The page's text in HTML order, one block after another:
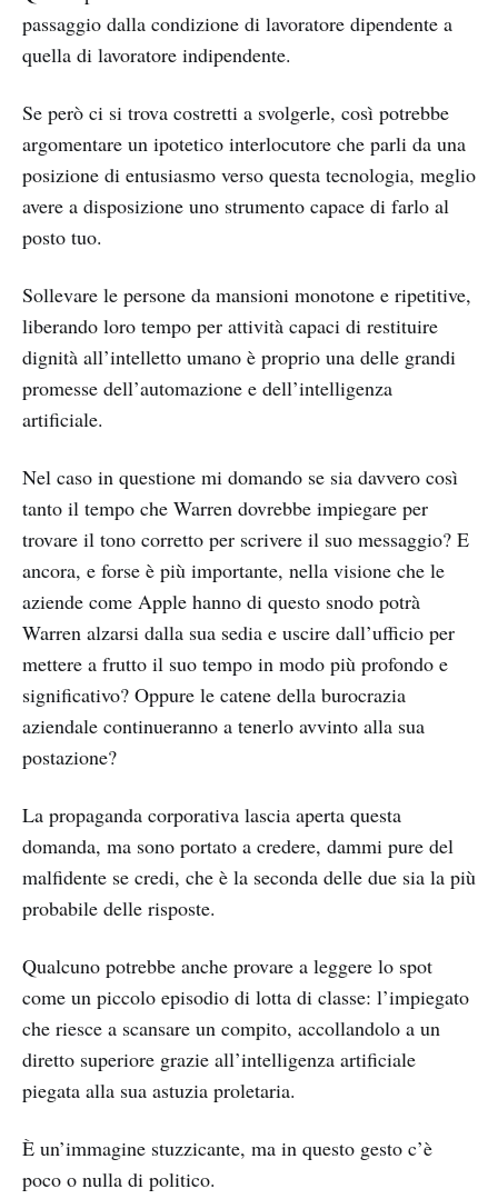
passaggio dalla condizione di lavoratore dipendente a
quella di lavoratore indipendente.
Se però ci si trova costretti a svolgerle, così potrebbe
argomentare un ipotetico interlocutore che parli da una
posizione di entusiasmo verso questa tecnologia, meglio
avere a disposizione uno strumento capace di farlo al
posto tuo.
Sollevare le persone da mansioni monotone e ripetitive,
liberando loro tempo per attività capaci di restituire
dignità all’intelletto umano è proprio una delle grandi
promesse dell’automazione e dell’intelligenza
artificiale.
Nel caso in questione mi domando se sia davvero così
tanto il tempo che Warren dovrebbe impiegare per
trovare il tono corretto per scrivere il suo messaggio? E
ancora, e forse è più importante, nella visione che le
aziende come Apple hanno di questo snodo potrà
Warren alzarsi dalla sua sedia e uscire dall’ufficio per
mettere a frutto il suo tempo in modo più profondo e
significativo? Oppure le catene della burocrazia
aziendale continueranno a tenerlo avvinto alla sua
postazione?
La propaganda corporativa lascia aperta questa
domanda, ma sono portato a credere, dammi pure del
malfidente se credi, che è la seconda delle due sia la più
probabile delle risposte.
Qualcuno potrebbe anche provare a leggere lo spot
come un piccolo episodio di lotta di classe: l’impiegato
che riesce a scansare un compito, accollandolo a un
diretto superiore grazie all’intelligenza artificiale
piegata alla sua astuzia proletaria.
È un’immagine stuzzicante, ma in questo gesto c’è
poco o nulla di politico.